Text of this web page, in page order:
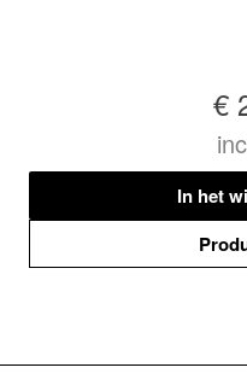
€
In het